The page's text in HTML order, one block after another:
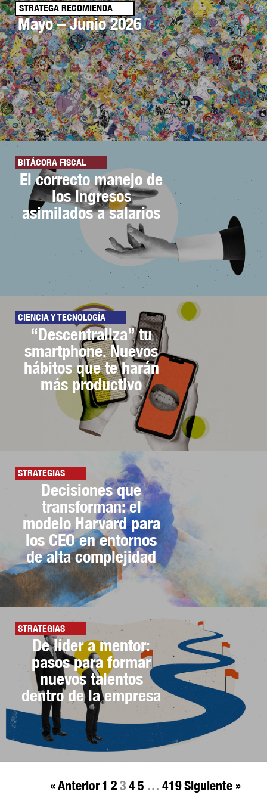
STRATEGA RECOMIENDA
Mayo – Junio 2026
BITÁCORA FISCAL
El correcto manejo de
los ingresos
asimilados a salarios
CIENCIA Y TECNOLOGÍA
“Descentraliza” tu
smartphone. Nuevos
hábitos que te harán
más productivo
STRATEGIAS
Decisiones que
transforman: el
modelo Harvard para
los CEO en entornos
de alta complejidad
STRATEGIAS
De líder a mentor:
pasos para formar
nuevos talentos
dentro de la empresa
« Anterior1 2345 … 419Siguiente »